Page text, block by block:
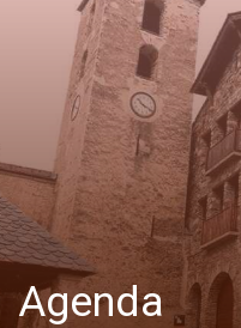
Agenda